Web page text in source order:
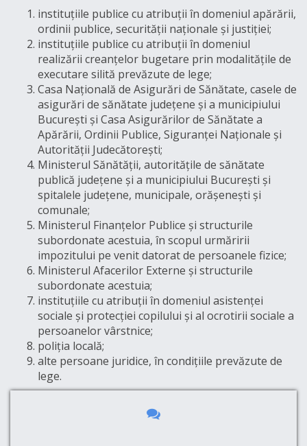
instituțiile publice cu atribuții în domeniul apărării,
ordinii publice, securității naționale și justiției;
instituțiile publice cu atribuții în domeniul
realizării creanțelor bugetare prin modalitățile de
executare silită prevăzute de lege;
Casa Națională de Asigurări de Sănătate, casele de
asigurări de sănătate județene și a municipiului
București și Casa Asigurărilor de Sănătate a
Apărării, Ordinii Publice, Siguranței Naționale și
Autorității Judecătorești;
Ministerul Sănătății, autoritățile de sănătate
publică județene și a municipiului București și
spitalele județene, municipale, orășenești și
comunale;
Ministerul Finanțelor Publice și structurile
subordonate acestuia, în scopul urmăririi
impozitului pe venit datorat de persoanele fizice;
Ministerul Afacerilor Externe și structurile
subordonate acestuia;
instituțiile cu atribuții în domeniul asistenței
sociale și protecției copilului și al ocrotirii sociale a
persoanelor vârstnice;
poliția locală;
alte persoane juridice, în condițiile prevăzute de
lege.